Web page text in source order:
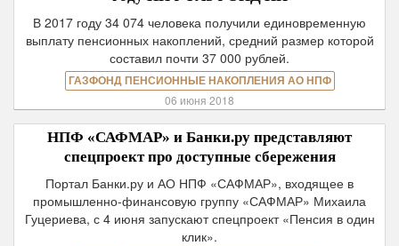
В 2017 году 34 074 человека получили единовременную
выплату пенсионных накоплений, средний размер которой
составил почти 37 000 рублей.
ГАЗФОНД ПЕНСИОННЫЕ НАКОПЛЕНИЯ АО НПФ
06 июня 2018
НПФ «САФМАР» и Банки.ру представляют
спецпроект про доступные сбережения
Портал Банки.ру и АО НПФ «САФМАР», входящее в
промышленно-финансовую группу «САФМАР» Михаила
Гуцериева, с 4 июня запускают спецпроект «Пенсия в один
клик».